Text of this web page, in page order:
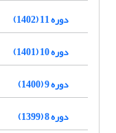
دوره 11 (1402)
دوره 10 (1401)
دوره 9 (1400)
دوره 8 (1399)